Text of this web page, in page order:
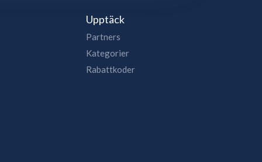
Upptäck
Partners
Kategorier
Rabattkoder